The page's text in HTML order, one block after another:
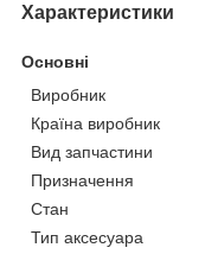
Характеристики
Основні
Виробник
Країна виробник
Вид запчастини
Призначення
Стан
Тип аксесуара